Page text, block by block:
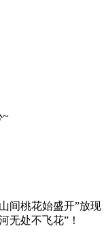
间桃花始盛开”放现
无处不飞花”！